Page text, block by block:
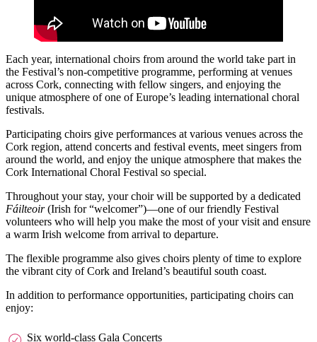
Each year, international choirs from around the world take part in
the Festival’s non-competitive programme, performing at venues
across Cork, connecting with fellow singers, and enjoying the
unique atmosphere of one of Europe’s leading international choral
festivals.
Participating choirs give performances at various venues across the
Cork region, attend concerts and festival events, meet singers from
around the world, and enjoy the unique atmosphere that makes the
Cork International Choral Festival so special.
Throughout your stay, your choir will be supported by a dedicated
Fáilteoir(Irish for “welcomer”)—one of our friendly Festival
volunteers who will help you make the most of your visit and ensure
a warm Irish welcome from arrival to departure.
The flexible programme also gives choirs plenty of time to explore
the vibrant city of Cork and Ireland’s beautiful south coast.
In addition to performance opportunities, participating choirs can
enjoy:
Six world-class Gala Concerts